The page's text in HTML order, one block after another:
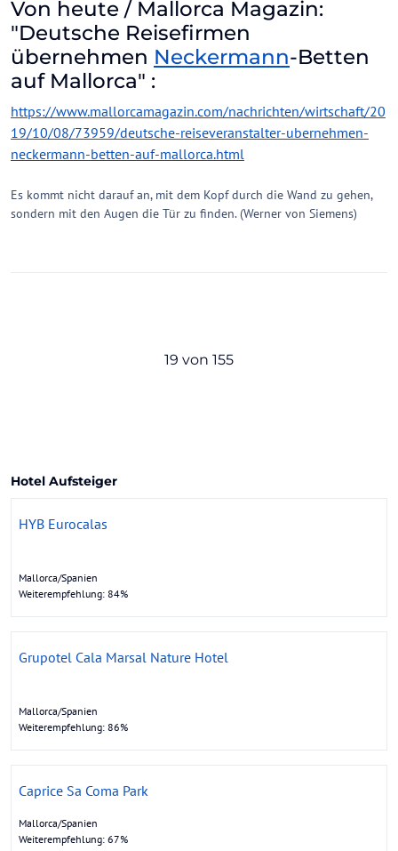
Von heute / Mallorca Magazin:
"Deutsche Reisefirmen
übernehmen Neckermann-Betten
auf Mallorca" :
https://www.mallorcamagazin.com/nachrichten/wirtschaft/20
19/10/08/73959/deutsche-reiseveranstalter-ubernehmen-
neckermann-betten-auf-mallorca.html
Es kommt nicht darauf an, mit dem Kopf durch die Wand zu gehen,
sondern mit den Augen die Tür zu finden. (Werner von Siemens)
19 von 155
Hotel Aufsteiger
HYB Eurocalas
Mallorca/Spanien
Weiterempfehlung: 84%
Grupotel Cala Marsal Nature Hotel
Mallorca/Spanien
Weiterempfehlung: 86%
Caprice Sa Coma Park
Mallorca/Spanien
Weiterempfehlung: 67%